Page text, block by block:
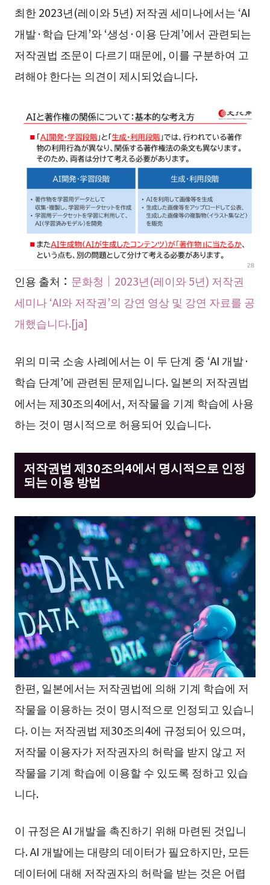
최한 2023년(레이와 5년) 저작권 세미나에서는 ‘AI
개발·학습 단계’와 ‘생성·이용 단계’에서 관련되는
저작권법 조문이 다르기 때문에, 이를 구분하여 고
려해야 한다는 의견이 제시되었습니다.
인용 출처： 문화청｜2023년(레이와 5년) 저작권
세미나 ‘AI와 저작권’의 강연 영상 및 강연 자료를 공
개했습니다.[ja]
위의 미국 소송 사례에서는 이 두 단계 중 ‘AI 개발·
학습 단계’에 관련된 문제입니다. 일본의 저작권법
에서는 제30조의4에서, 저작물을 기계 학습에 사용
하는 것이 명시적으로 허용되어 있습니다.
저작권법 제30조의4에서 명시적으로 인정
되는 이용 방법
한편, 일본에서는 저작권법에 의해 기계 학습에 저
작물을 이용하는 것이 명시적으로 인정되고 있습니
다. 이는 저작권법 제30조의4에 규정되어 있으며,
저작물 이용자가 저작권자의 허락을 받지 않고 저
작물을 기계 학습에 이용할 수 있도록 정하고 있습
니다.
이 규정은 AI 개발을 촉진하기 위해 마련된 것입니
다. AI 개발에는 대량의 데이터가 필요하지만, 모든
데이터에 대해 저작권자의 허락을 받는 것은 어렵